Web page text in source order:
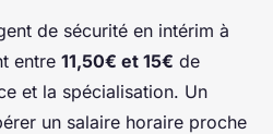
de sécurité en intérim à
entre 11,50€ et 15€ de
et la spécialisation. Un
un salaire horaire proche